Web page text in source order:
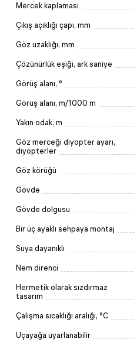
Mercek kaplaması
Çıkış açıklığı çapı, mm
Göz uzaklığı, mm
Çözünürlük eşiği, ark saniye
Görüş alanı, °
Görüş alanı, m/1000 m
Yakın odak, m
Göz merceği diyopter ayarı,
diyopterler
Göz körüğü
Gövde
Gövde dolgusu
Bir üç ayaklı sehpaya montaj
Suya dayanıklı
Nem direnci
Hermetik olarak sızdırmaz
tasarım
Çalışma sıcaklığı aralığı, °C
Üçayağa uyarlanabilir